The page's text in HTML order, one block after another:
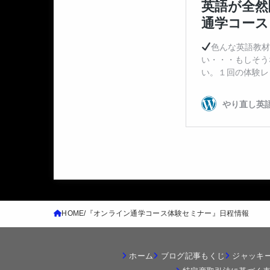
HOME 『オンライン通学コース体験セミナー』日程情報
ホーム ブログ記事もくじ
ジャッキ